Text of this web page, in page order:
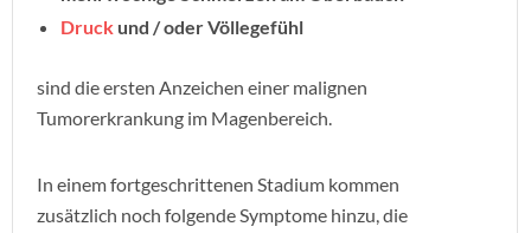
Druck und / oder Völlegefühl
sind die ersten Anzeichen einer malignen
Tumorerkrankung im Magenbereich.
In einem fortgeschrittenen Stadium kommen
zusätzlich noch folgende Symptome hinzu, die